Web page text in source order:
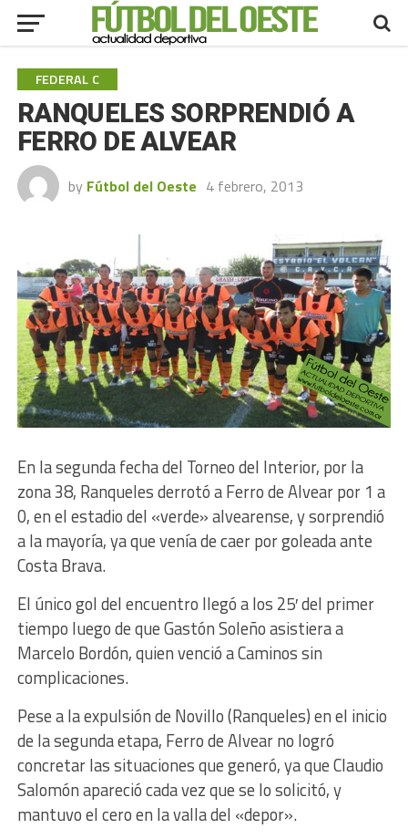
FEDERAL C
RANQUELES SORPRENDIÓ A
FERRO DE ALVEAR
by Fútbol del Oeste 4 febrero, 2013
En la segunda fecha del Torneo del Interior, por la
zona 38, Ranqueles derrotó a Ferro de Alvear por 1 a
0, en el estadio del «verde» alvearense, y sorprendió
a la mayoría, ya que venía de caer por goleada ante
Costa Brava.
El único gol del encuentro llegó a los 25′ del primer
tiempo luego de que Gastón Soleño asistiera a
Marcelo Bordón, quien venció a Caminos sin
complicaciones.
Pese a la expulsión de Novillo (Ranqueles) en el inicio
de la segunda etapa, Ferro de Alvear no logró
concretar las situaciones que generó, ya que Claudio
Salomón apareció cada vez que se lo solicitó, y
mantuvo el cero en la valla del «depor».